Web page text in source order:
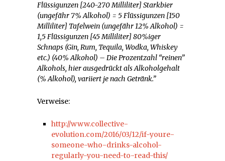
Flüssigunzen [240-270 Milliliter] Starkbier
(ungefähr 7% Alkohol) = 5 Flüssigunzen [150
Milliliter] Tafelwein (ungefähr 12% Alkohol) =
1,5 Flüssigunzen [45 Milliliter] 80%iger
Schnaps (Gin, Rum, Tequila, Wodka, Whiskey
etc.) (40% Alkohol) – Die Prozentzahl “reinen”
Alkohols, hier ausgedrückt als Alkoholgehalt
(% Alkohol), variiert je nach Getränk.”
Verweise:
http://www.collective-
evolution.com/2016/03/12/if-youre-
someone-who-drinks-alcohol-
regularly-you-need-to-read-this/